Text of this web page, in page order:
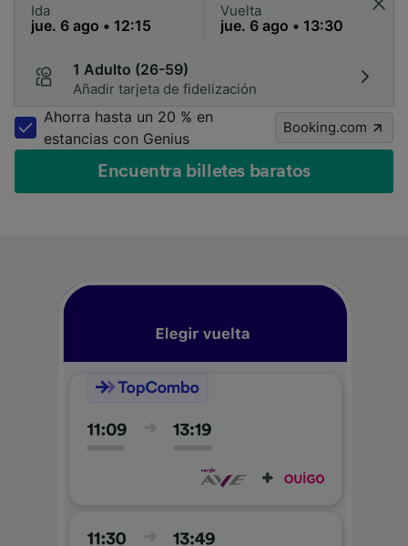
Ida Vuelta
1 Adulto (26-59)
Añadir tarjeta de fidelización
Ahorra hasta un 20 % en
estancias con Genius
Booking.com
Encuentra billetes baratos